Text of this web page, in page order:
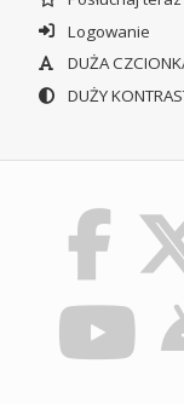
Logowanie
DUŻA
DUŻY